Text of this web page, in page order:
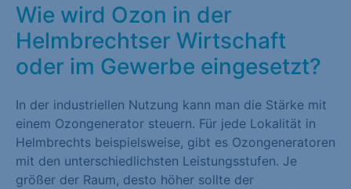
Wie wird Ozon in der
Helmbrechtser Wirtschaft
oder im Gewerbe eingesetzt?
In der industriellen Nutzung kann man die Stärke mit
einem Ozongenerator steuern. Für jede Lokalität in
Helmbrechts beispielsweise, gibt es Ozongeneratoren
mit den unterschiedlichsten Leistungsstufen. Je
größer der Raum, desto höher sollte der